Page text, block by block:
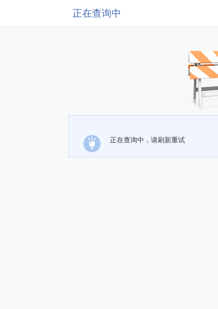
正在查询中
正在查询中，请刷新重试